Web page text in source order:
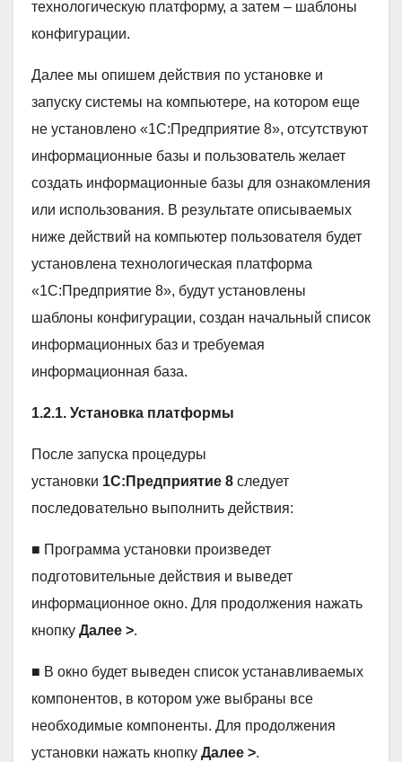
технологическую платформу, а затем – шаблоны
конфигурации.
Далее мы опишем действия по установке и
запуску системы на компьютере, на котором еще
не установлено «1С:Предприятие 8», отсутствуют
информационные базы и пользователь желает
создать информационные базы для ознакомления
или использования. В результате описываемых
ниже действий на компьютер пользователя будет
установлена технологическая платформа
«1С:Предприятие 8», будут установлены
шаблоны конфигурации, создан начальный список
информационных баз и требуемая
информационная база.
1.2.1. Установка платформы
После запуска процедуры
установки 1С:Предприятие 8 следует
последовательно выполнить действия:
■ Программа установки произведет
подготовительные действия и выведет
информационное окно. Для продолжения нажать
кнопку Далее >.
■ В окно будет выведен список устанавливаемых
компонентов, в котором уже выбраны все
необходимые компоненты. Для продолжения
установки нажать кнопку Далее >.